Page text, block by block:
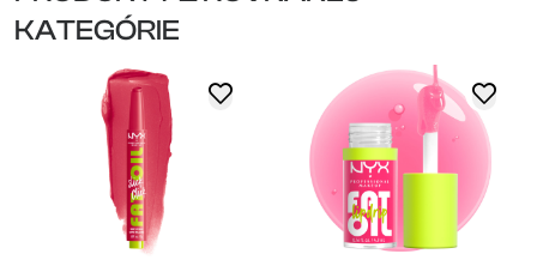
KATEGÓRIE